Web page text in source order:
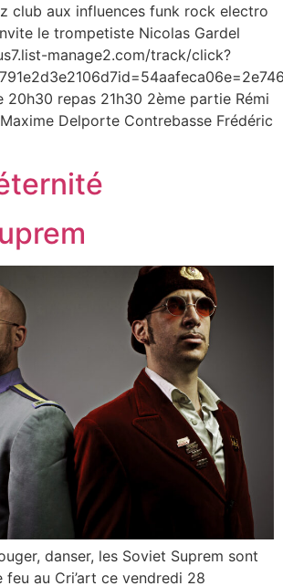
club aux influences funk rock electro
le trompetiste Nicolas Gardel
manage2.com/track/click?
20h30 repas 21h30 2ème partie Rémi
Delporte Contrebasse Frédéric
danser, les Soviet Suprem sont
au Cri’art ce vendredi 28